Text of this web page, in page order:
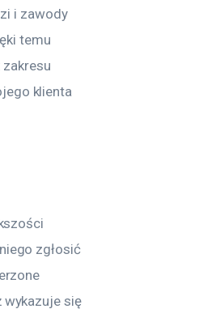
i zawody
temu
klienta
zgłosić
wykazuje się